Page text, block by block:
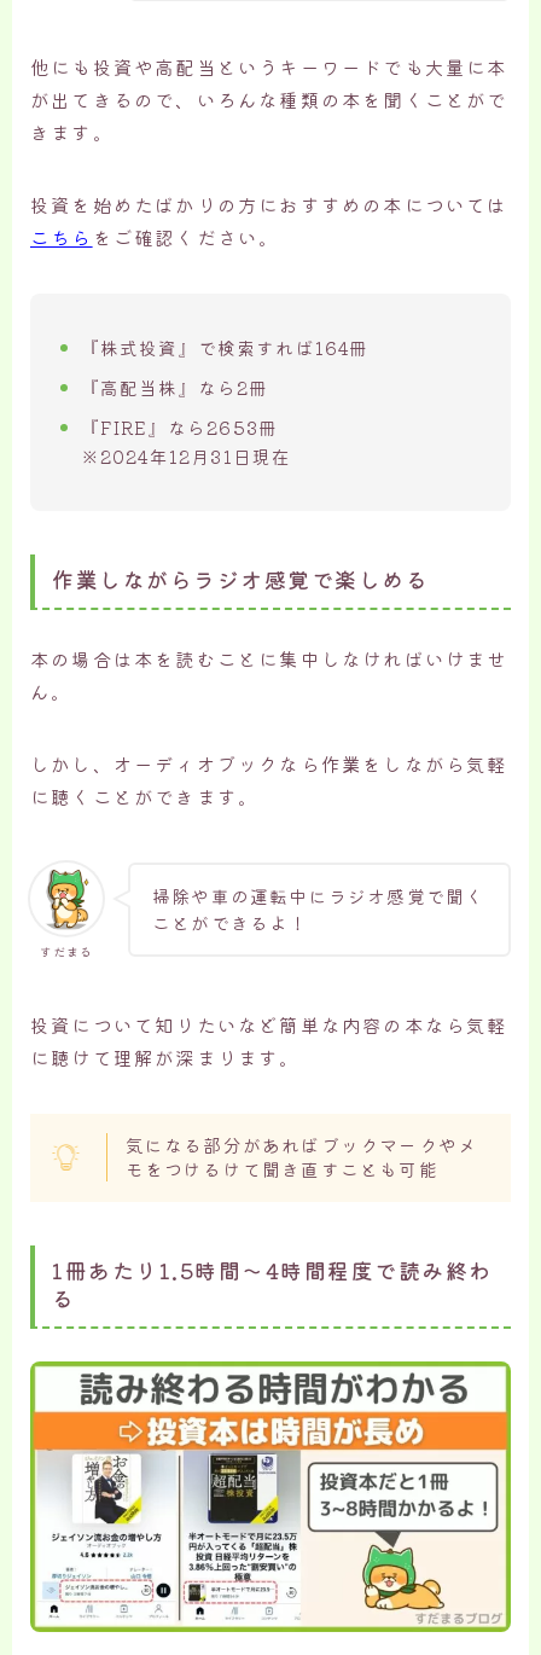
他にも投資や高配当というキーワードでも大量に本
が出てきるので、いろんな種類の本を聞くことがで
きます。
投資を始めたばかりの方におすすめの本については
こちら をご確認ください。
『株式投資』で検索すれば164冊
『高配当株』なら2冊
『FIRE』なら2653冊
※2024年12月31日現在
作業しながらラジオ感覚で楽しめる
本の場合は本を読むことに集中しなければいけませ
ん。
しかし、オーディオブックなら作業をしながら気軽
に聴くことができます。
すだまる
掃除や車の運転中にラジオ感覚で聞く
ことができるよ！
投資について知りたいなど簡単な内容の本なら気軽
に聴けて理解が深まります。
気になる部分があればブックマークやメ
モをつけるけて聞き直すことも可能
1冊あたり1.5時間〜4時間程度で読み終わ
る